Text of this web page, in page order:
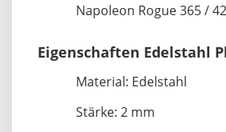
Napoleon Rogue 365 /
Eigenschaften Edelstahl
Material: Edelstahl
Stärke: 2 mm